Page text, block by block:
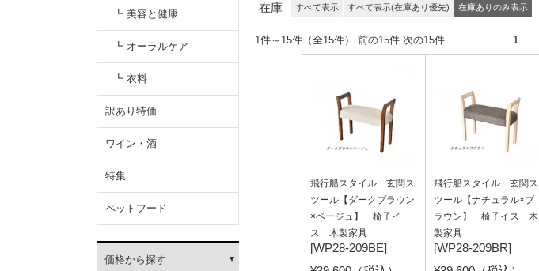
┗ 美容と健康
┗ オーラルケア
┗ 衣料
訳あり特価
ワイン・酒
特集
ペットフード
価格から探す
在庫 すべて表示 すべて表示(在庫あり優先) 在庫ありのみ表示
1件～15件（全15件） 前の15件 次の15件 1
飛行船スタイル 玄関ス
ツール【ダークブラウン
×ベージュ】 椅子イ
ス 木製家具
[WP28-209BE]
飛行船スタイル 玄関ス
ツール【ナチュラル×ブ
ラウン】 椅子イス 木
製家具
[WP28-209BR]